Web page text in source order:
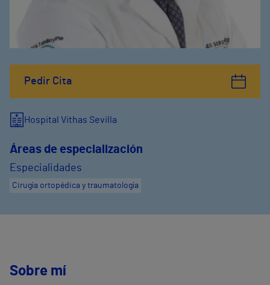
Pedir Cita
Hospital Vithas Sevilla
Áreas de especialización
Especialidades
Cirugía ortopédica y traumatología
Sobre mí